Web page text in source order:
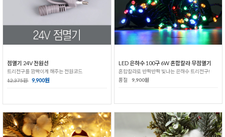
점멸기 24V 전원선
트리전구를 깜빡이게 해주는 전원코드
12,375원 9,900원
LED 은하수 100구 6W 혼합칼라 무점멸기
혼합칼라로 반짝반짝 빛나는 은하수 트리전구!
품절
9,900원